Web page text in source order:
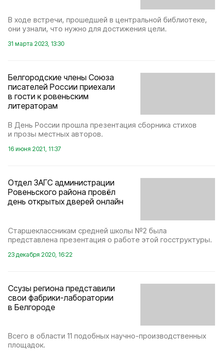
В ходе встречи, прошедшей в центральной библиотеке,
они узнали, что нужно для достижения цели.
31 марта 2023, 13:30
Белгородские члены Союза
писателей России приехали
в гости к ровеньским
литераторам
В День России прошла презентация сборника стихов
и прозы местных авторов.
16 июня 2021, 11:37
Отдел ЗАГС администрации
Ровеньского района провёл
день открытых дверей онлайн
Старшеклассникам средней школы №2 была
представлена презентация о работе этой госструктуры.
23 декабря 2020, 16:22
Ссузы региона представили
свои фабрики-лаборатории
в Белгороде
Всего в области 11 подобных научно-производственных
площадок.